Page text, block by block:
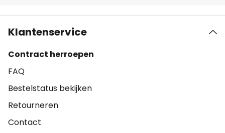
Klantenservice
Contract herroepen
FAQ
Bestelstatus bekijken
Retourneren
Contact